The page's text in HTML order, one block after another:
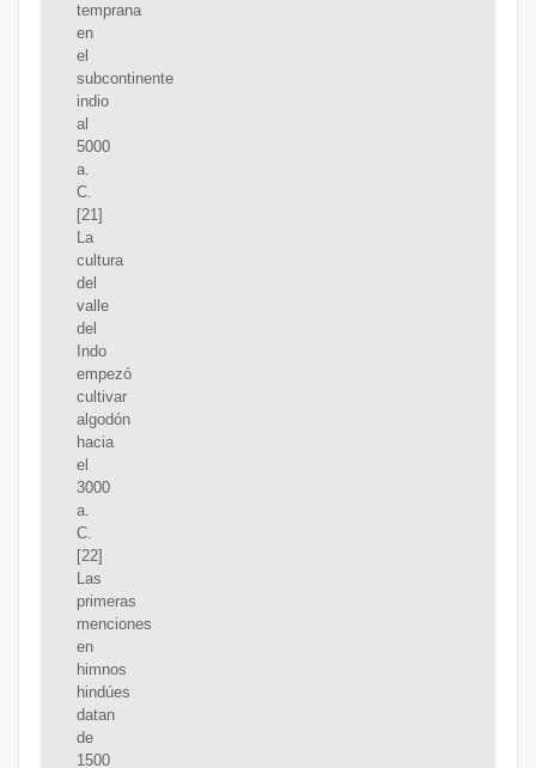
temprana
en
el
subcontinente
indio
al
5000
a.
C.
[21]
La
cultura
del
valle
del
Indo
empezó
cultivar
algodón
hacia
el
3000
a.
C.
[22]
Las
primeras
menciones
en
himnos
hindúes
datan
de
1500